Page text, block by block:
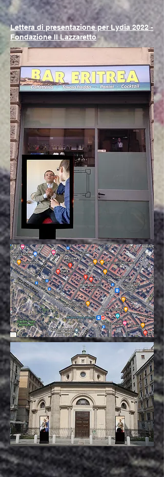
Lettera di presentazione per Lydia 2022 -
Fondazione Il Lazzaretto